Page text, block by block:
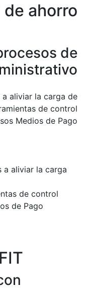
ahorro
de
aliviar la carga de
de control
Medios de Pago
a aliviar la carga
de control
de Pago